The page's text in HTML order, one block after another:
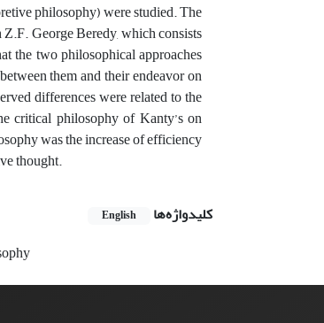
philosophy) were studied. The
George Beredy, which consists
the two philosophical approaches
them and their endeavor on
differences were related to the
critical philosophy of Kanty’s on
was the increase of efficiency
thought.
کلیدواژه‌ها
English